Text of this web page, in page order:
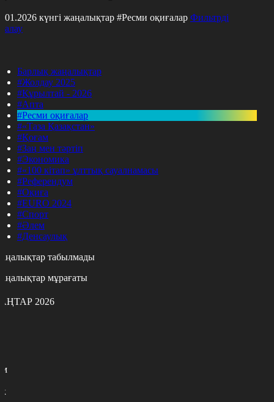
күнгі жаңалықтар #Ресми оқиғалар Фильтрді
Барлық жаңалықтар
#Жолдау 2025
#Құрылтай - 2026
#Апта
#Ресми оқиғалар
#«Таза Қазақстан»
#Қоғам
#Заң мен тәртіп
#Экономика
#«100 кітап» ұлттық сауалнамасы
#Референдум
#Оқиға
#EURO 2024
#Спорт
#Әлем
#Денсаулық
табылмады
мұрағаты
2026